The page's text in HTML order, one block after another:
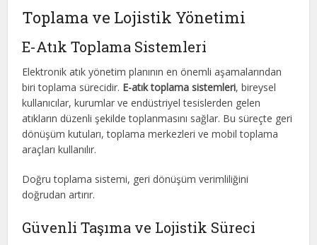
Toplama ve Lojistik Yönetimi
E-Atık Toplama Sistemleri
Elektronik atık yönetim planının en önemli aşamalarından
biri toplama sürecidir. E-atık toplama sistemleri, bireysel
kullanıcılar, kurumlar ve endüstriyel tesislerden gelen
atıkların düzenli şekilde toplanmasını sağlar. Bu süreçte geri
dönüşüm kutuları, toplama merkezleri ve mobil toplama
araçları kullanılır.
Doğru toplama sistemi, geri dönüşüm verimliliğini
doğrudan artırır.
Güvenli Taşıma ve Lojistik Süreci